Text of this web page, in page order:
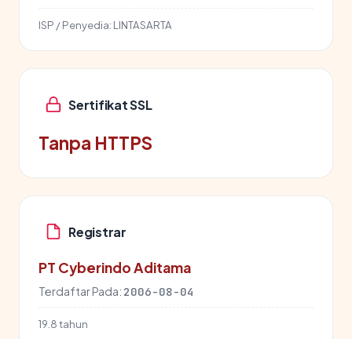
ISP / Penyedia: LINTASARTA
Sertifikat SSL
Tanpa HTTPS
Registrar
PT Cyberindo Aditama
Terdaftar Pada: 2006-08-04
19.8 tahun